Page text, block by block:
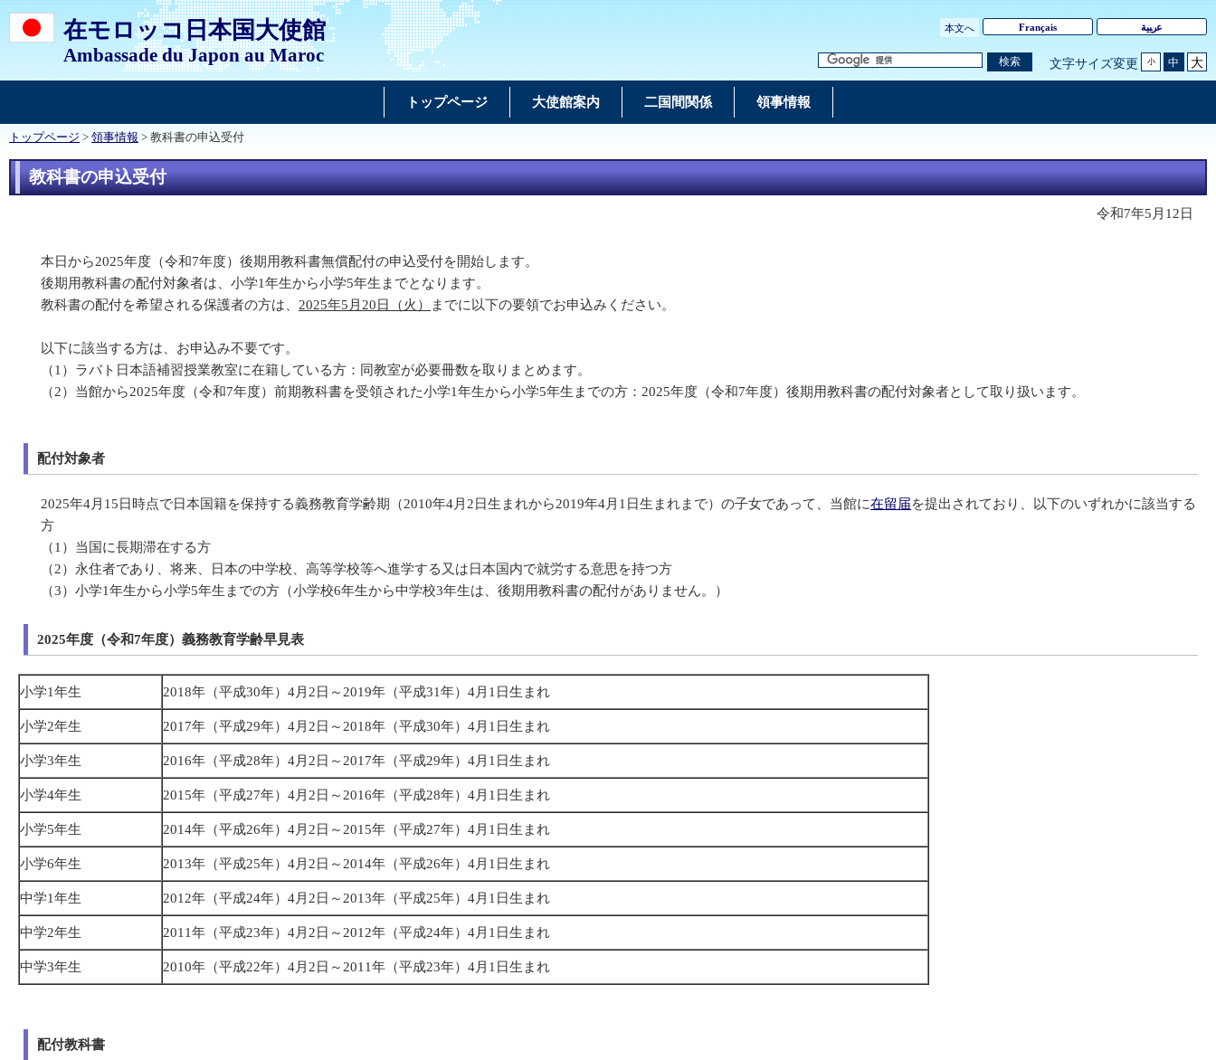
在モロッコ日本国大使館
Ambassade du Japon au Maroc
本文へ Français ﻋرﺒﻴﺔ
検索 文字サイズ変更 小 中 大
トップページ 大使館案内 二国間関係 領事情報
トップページ > 領事情報 > 教科書の申込受付
教科書の申込受付
令和7年5月12日
本日から2025年度（令和7年度）後期用教科書無償配付の申込受付を開始します。
後期用教科書の配付対象者は、小学1年生から小学5年生までとなります。
教科書の配付を希望される保護者の方は、 2025年5月20日（火） までに以下の要領でお申込みください。
以下に該当する方は、お申込み不要です。
（1）ラバト日本語補習授業教室に在籍している方：同教室が必要冊数を取りまとめます。
（2）当館から2025年度（令和7年度）前期教科書を受領された小学1年生から小学5年生までの方：2025年度（令和7年度）後期用教科書の配付対象者として取り扱います。
配付対象者
2025年4月15日時点で日本国籍を保持する義務教育学齢期（2010年4月2日生まれから2019年4月1日生まれまで）の子女であって、当館に在留届を提出されており、以下のいずれかに該当する
方
（1）当国に長期滞在する方
（2）永住者であり、将来、日本の中学校、高等学校等へ進学する又は日本国内で就労する意思を持つ方
（3）小学1年生から小学5年生までの方（小学校6年生から中学校3年生は、後期用教科書の配付がありません。）
2025年度（令和7年度）義務教育学齢早見表
小学1年生 2018年（平成30年）4月2日～2019年（平成31年）4月1日生まれ
小学2年生 2017年（平成29年）4月2日～2018年（平成30年）4月1日生まれ
小学3年生 2016年（平成28年）4月2日～2017年（平成29年）4月1日生まれ
小学4年生 2015年（平成27年）4月2日～2016年（平成28年）4月1日生まれ
小学5年生 2014年（平成26年）4月2日～2015年（平成27年）4月1日生まれ
小学6年生 2013年（平成25年）4月2日～2014年（平成26年）4月1日生まれ
中学1年生 2012年（平成24年）4月2日～2013年（平成25年）4月1日生まれ
中学2年生 2011年（平成23年）4月2日～2012年（平成24年）4月1日生まれ
中学3年生 2010年（平成22年）4月2日～2011年（平成23年）4月1日生まれ
配付教科書